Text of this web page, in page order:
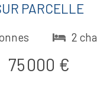
PARCELLE
2
75 000 €